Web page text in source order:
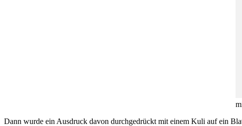
Dann wurde ein Ausdruck davon durchgedrückt mit einem Kuli auf ein